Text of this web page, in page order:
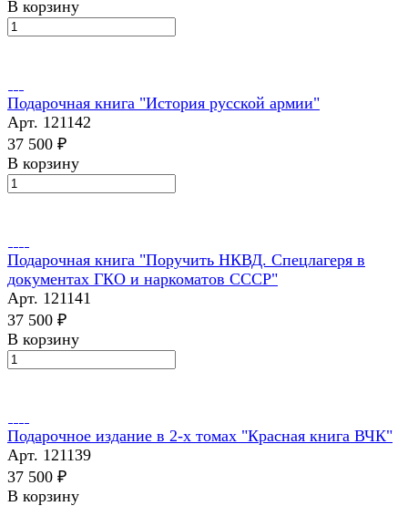
В корзину
Подарочная книга "История русской армии"
Арт. 121142
37 500 ₽
В корзину
Подарочная книга "Поручить НКВД. Спецлагеря в
документах ГКО и наркоматов СССР"
Арт. 121141
37 500 ₽
В корзину
Подарочное издание в 2-х томах "Красная книга ВЧК"
Арт. 121139
37 500 ₽
В корзину